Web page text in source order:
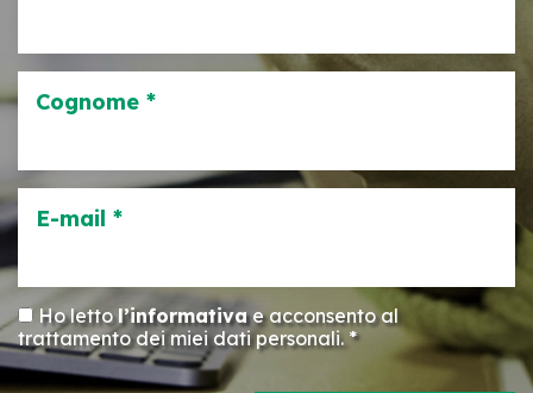
Cognome *
E-mail *
Ho lettol’informativae acconsento al
trattamento dei miei dati personali. *